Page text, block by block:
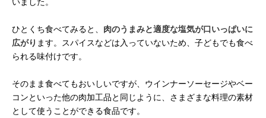
いました。
ひとくち食べてみると、 肉のうまみと適度な塩気が口いっぱいに
広がり ます。スパイスなどは入っていないため、子どもでも食べ
られる味付けです。
そのまま食べてもおいしいですが、ウインナーソーセージやベー
コンといった他の肉加工品と同じように、さまざまな料理の素材
として使うことができる食品です。